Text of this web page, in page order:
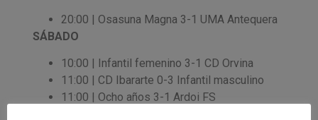
20:00 | Osasuna Magna 3-1 UMA Antequera
SÁBADO
10:00 | Infantil femenino 3-1 CD Orvina
11:00 | CD Ibararte 0-3 Infantil masculino
11:00 | Ocho años 3-1 Ardoi FS